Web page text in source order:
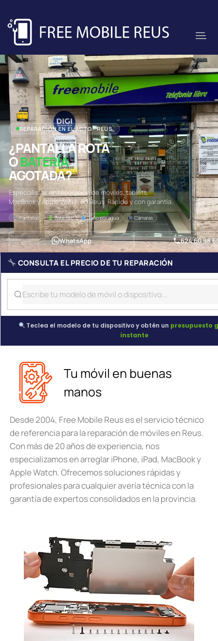
REPARACIÓN EN EL ACTO · REUS
¿PANTALLA ROTA
OBATERÍA
AGOTADA?
Especialistas en reparación de móviles, tablets,
MacBook y Apple Watch en Reus. Rápido y con garantía.
Pantallas Baterías Daño por agua Cámaras
WhatsApp 624 60 98
CONSULTA EL PRECIO DE TU REPARACIÓN
Teclea el modelo de tu dispositivo y obtén un presupuesto
instante
Tu móvil en buenas
manos
Desde 2004, Free Mobile Reus es el servicio técnico
de referencia para la reparación de móviles en Reus.
Con más de 20 años de experiencia, nos
especializamos en arreglar iPhone, iPad, MacBook y
Apple Watch. Ofrecemos soluciones rápidas y
profesionales para cualquier avería técnica con la
garantía de expertos consolidados en la provincia.